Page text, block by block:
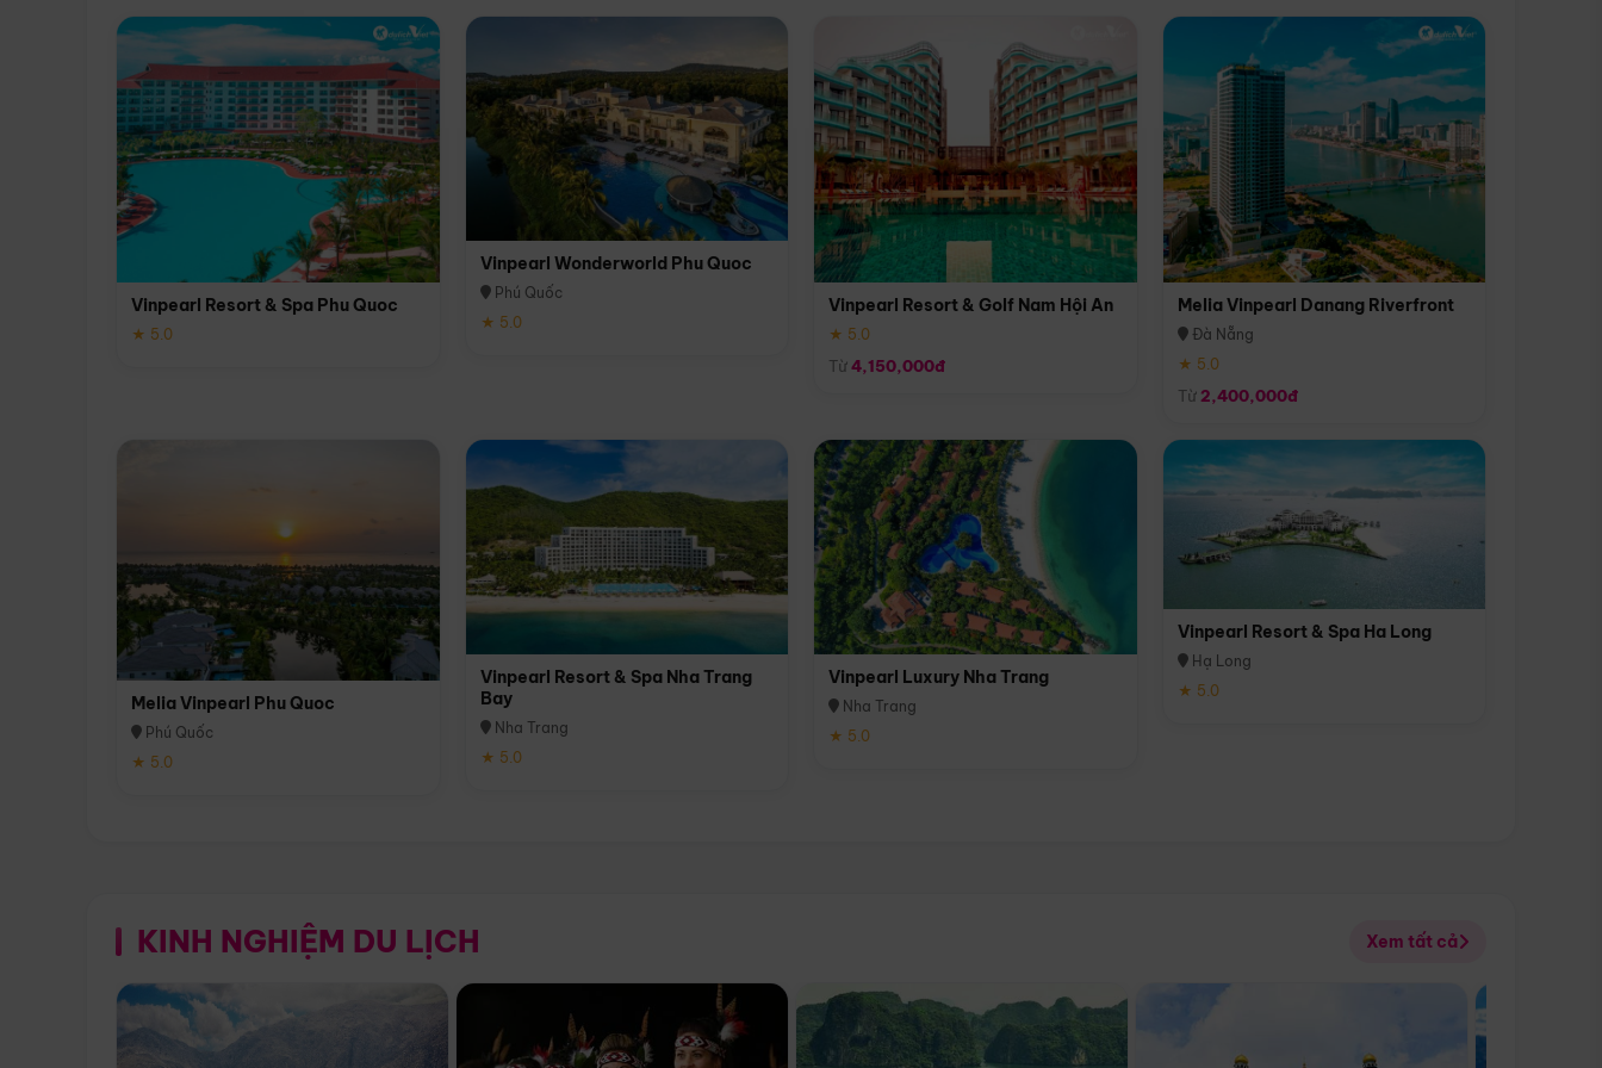
Vinpearl Resort & Spa Phu Quoc
★ 5.0
Vinpearl Wonderworld Phu Quoc
Phú Quốc
★ 5.0
Vinpearl Resort & Golf Nam Hội An
★ 5.0
Từ4,150,000đ
Melia Vinpearl Danang Riverfront
Đà Nẵng
★ 5.0
Từ 2,400,000đ
Melia Vinpearl Phu Quoc
Phú Quốc
★ 5.0
Vinpearl Resort & Spa Nha Trang
Bay
Nha Trang
★ 5.0
Vinpearl Luxury Nha Trang
Nha Trang
★ 5.0
Vinpearl Resort & Spa Ha Long
Hạ Long
★ 5.0
KINH NGHIỆM DU LỊCH Xem tất cả